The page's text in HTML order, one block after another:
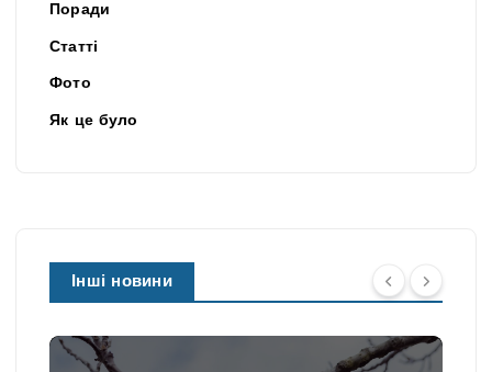
Поради
Статті
Фото
Як це було
Інші новини